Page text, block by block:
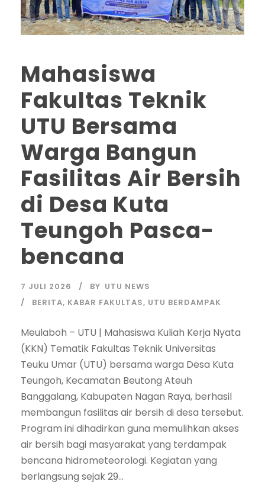
Mahasiswa
Fakultas Teknik
UTU Bersama
Warga Bangun
Fasilitas Air Bersih
di Desa Kuta
Teungoh Pasca-
bencana
7 JULI 2026 BY UTU NEWS
BERITA, KABAR FAKULTAS, UTU BERDAMPAK
Meulaboh – UTU | Mahasiswa Kuliah Kerja Nyata
(KKN) Tematik Fakultas Teknik Universitas
Teuku Umar (UTU) bersama warga Desa Kuta
Teungoh, Kecamatan Beutong Ateuh
Banggalang, Kabupaten Nagan Raya, berhasil
membangun fasilitas air bersih di desa tersebut.
Program ini dihadirkan guna memulihkan akses
air bersih bagi masyarakat yang terdampak
bencana hidrometeorologi. Kegiatan yang
berlangsung sejak 29...